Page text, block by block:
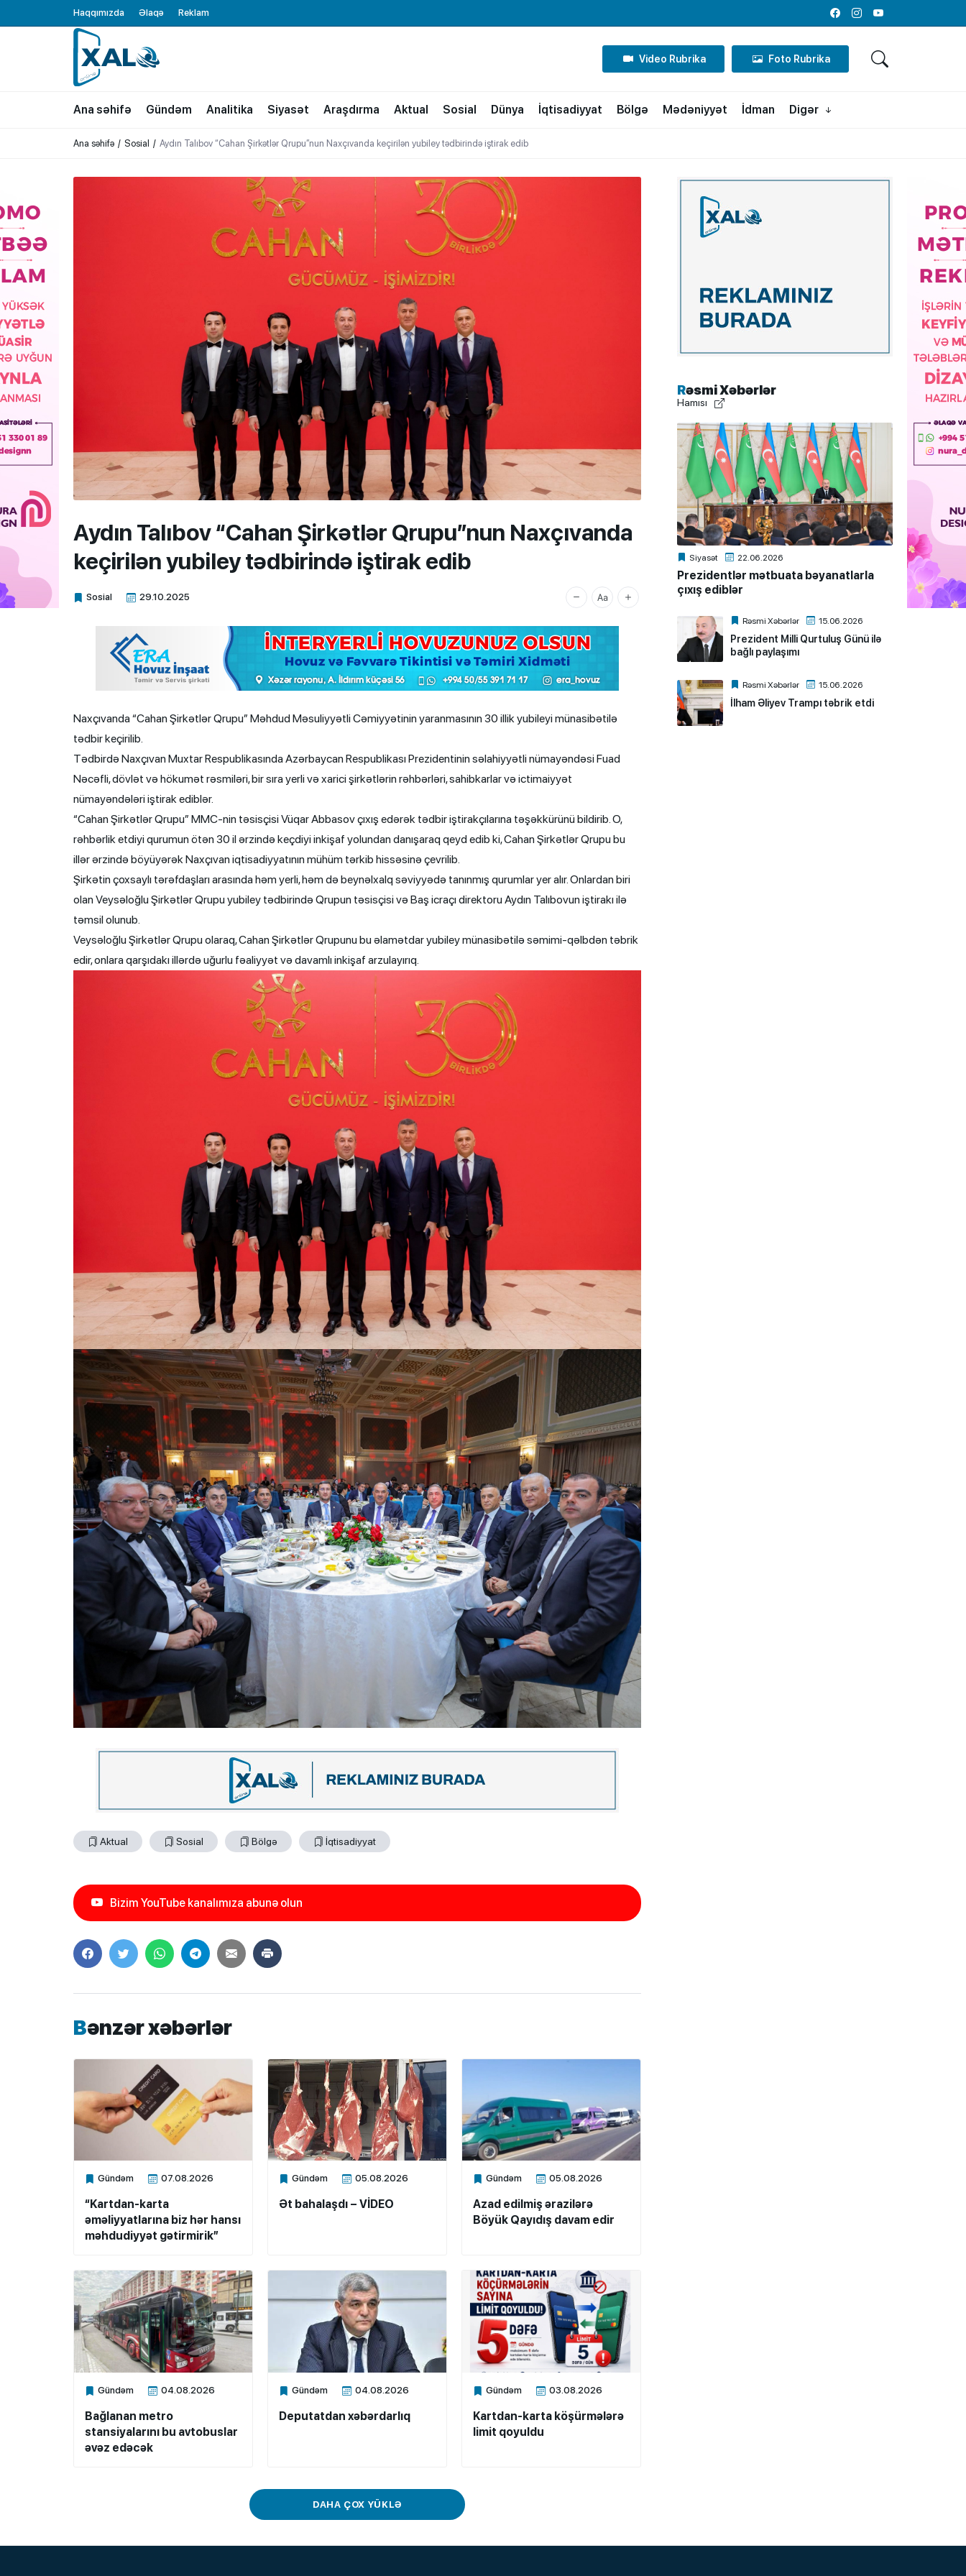
Haqqımızda Əlaqə Reklam
FacebookInstagramYoutube
XALQ.ONLINE
ONLAYN PLATFORMA
Video Rubrika Foto Rubrika
Ana səhifə Gündəm Analitika Siyasət Araşdırma Aktual Sosial Dünya İqtisadiyyat Bölgə Mədəniyyət İdman Digər
Ana səhifə Sosial Aydın Talıbov “Cahan Şirkətlər Qrupu”nun Naxçıvanda keçirilən yubiley tədbirində iştirak edib
Aydın Talıbov “Cahan Şirkətlər Qrupu”nun Naxçıvanda
keçirilən yubiley tədbirində iştirak edib
Sosial 29.10.2025
Xalq.Online
Naxçıvanda “Cahan Şirkətlər Qrupu” Məhdud Məsuliyyətli Cəmiyyətinin yaranmasının 30 illik yubileyi münasibətilə
tədbir keçirilib.
Tədbirdə Naxçıvan Muxtar Respublikasında Azərbaycan Respublikası Prezidentinin səlahiyyətli nümayəndəsi Fuad
Nəcəfli, dövlət və hökumət rəsmiləri, bir sıra yerli və xarici şirkətlərin rəhbərləri, sahibkarlar və ictimaiyyət
nümayəndələri iştirak ediblər.
“Cahan Şirkətlər Qrupu” MMC-nin təsisçisi Vüqar Abbasov çıxış edərək tədbir iştirakçılarına təşəkkürünü bildirib. O,
rəhbərlik etdiyi qurumun ötən 30 il ərzində keçdiyi inkişaf yolundan danışaraq qeyd edib ki, Cahan Şirkətlər Qrupu bu
illər ərzində böyüyərək Naxçıvan iqtisadiyyatının mühüm tərkib hissəsinə çevrilib.
Şirkətin çoxsaylı tərəfdaşları arasında həm yerli, həm də beynəlxalq səviyyədə tanınmış qurumlar yer alır. Onlardan biri
olan Veysəloğlu Şirkətlər Qrupu yubiley tədbirində Qrupun təsisçisi və Baş icraçı direktoru Aydın Talıbovun iştirakı ilə
təmsil olunub.
Veysəloğlu Şirkətlər Qrupu olaraq, Cahan Şirkətlər Qrupunu bu əlamətdar yubiley münasibətilə səmimi-qəlbdən təbrik
edir, onlara qarşıdakı illərdə uğurlu fəaliyyət və davamlı inkişaf arzulayırıq.
Aktual Sosial Bölgə İqtisadiyyat
Bizim YouTube kanalımıza abunə olun
Bənzər xəbərlər
Gündəm 07.08.2026
Xalq.Online
“Kartdan-karta
əməliyyatlarına biz hər hansı
məhdudiyyət gətirmirik”
Gündəm 05.08.2026
Xalq.Online
Ət bahalaşdı – VİDEO
Gündəm 05.08.2026
Xalq.Online
Azad edilmiş ərazilərə
Böyük Qayıdış davam edir
Gündəm 04.08.2026
Xalq.Online
Bağlanan metro
stansiyalarını bu avtobuslar
əvəz edəcək
Gündəm 04.08.2026
Xalq.Online
Deputatdan xəbərdarlıq
Gündəm 03.08.2026
Xalq.Online
Kartdan-karta köşürmələrə
limit qoyuldu
DAHA ÇOX YÜKLƏ
Rəsmi Xəbərlər
Hamısı
Siyasət 22.06.2026
Prezidentlər mətbuata bəyanatlarla
çıxış ediblər
Rəsmi Xəbərlər 15.06.2026
Prezident Milli Qurtuluş Günü ilə
bağlı paylaşımı
Rəsmi Xəbərlər 15.06.2026
İlham Əliyev Trampı təbrik etdi